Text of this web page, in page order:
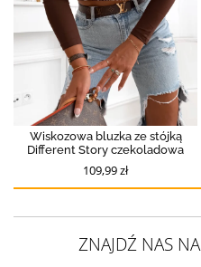
Wiskozowa bluzka ze stójką
Different Story czekoladowa
109,99 zł
ZNAJDŹ NAS NA